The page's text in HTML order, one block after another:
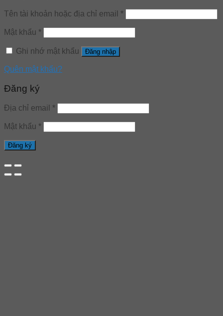
Tên tài khoản hoặc địa chỉ email *
Mật khẩu *
Ghi nhớ mật khẩu Đăng nhập
Quên mật khẩu?
Đăng ký
Địa chỉ email *
Mật khẩu *
Đăng ký